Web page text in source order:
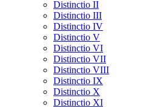
Distinctio II
Distinctio III
Distinctio IV
Distinctio V
Distinctio VI
Distinctio VII
Distinctio VIII
Distinctio IX
Distinctio X
Distinctio XI